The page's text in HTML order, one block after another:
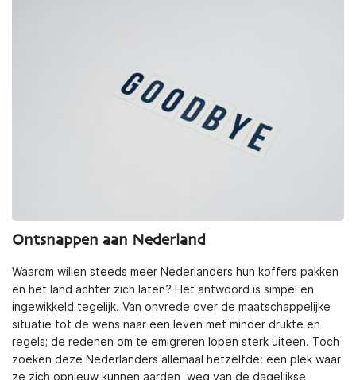
Ontsnappen aan Nederland
Waarom willen steeds meer Nederlanders hun koffers pakken
en het land achter zich laten? Het antwoord is simpel en
ingewikkeld tegelijk. Van onvrede over de maatschappelijke
situatie tot de wens naar een leven met minder drukte en
regels; de redenen om te emigreren lopen sterk uiteen. Toch
zoeken deze Nederlanders allemaal hetzelfde: een plek waar
ze zich opnieuw kunnen aarden, weg van de dagelijkse